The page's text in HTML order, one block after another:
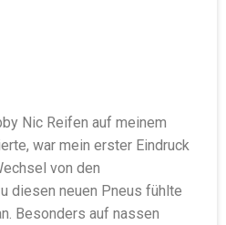
Nic Reifen auf meinem
war mein erster Eindruck
von den
diesen neuen Pneus fühlte
Besonders auf nassen